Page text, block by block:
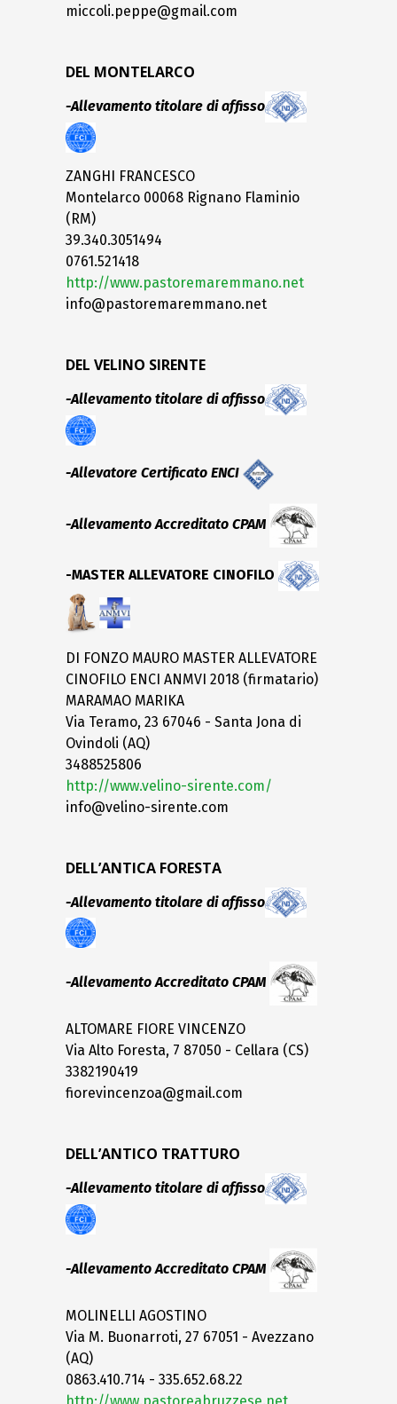
miccoli.peppe@gmail.com
DEL MONTELARCO
-Allevamento titolare di affisso
ZANGHI FRANCESCO
Montelarco 00068 Rignano Flaminio
(RM)
39.340.3051494
0761.521418
http://www.pastoremaremmano.net
info@pastoremaremmano.net
DEL VELINO SIRENTE
-Allevamento titolare di affisso
-Allevatore Certificato ENCI
-Allevamento Accreditato CPAM
-MASTER ALLEVATORE CINOFILO
DI FONZO MAURO MASTER ALLEVATORE
CINOFILO ENCI ANMVI 2018 (firmatario)
MARAMAO MARIKA
Via Teramo, 23 67046 - Santa Jona di
Ovindoli (AQ)
3488525806
http://www.velino-sirente.com/
info@velino-sirente.com
DELL’ANTICA FORESTA
-Allevamento titolare di affisso
-Allevamento Accreditato CPAM
ALTOMARE FIORE VINCENZO
Via Alto Foresta, 7 87050 - Cellara (CS)
3382190419
fiorevincenzoa@gmail.com
DELL’ANTICO TRATTURO
-Allevamento titolare di affisso
-Allevamento Accreditato CPAM
MOLINELLI AGOSTINO
Via M. Buonarroti, 27 67051 - Avezzano
(AQ)
0863.410.714 - 335.652.68.22